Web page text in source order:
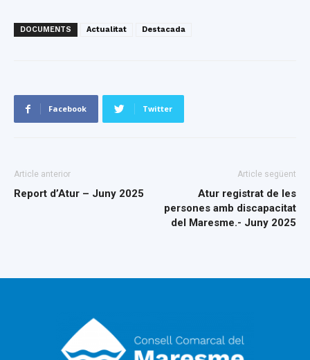
DOCUMENTS Actualitat Destacada
Facebook Twitter
Article anterior
Report d’Atur – Juny 2025
Article següent
Atur registrat de les
persones amb discapacitat
del Maresme.- Juny 2025